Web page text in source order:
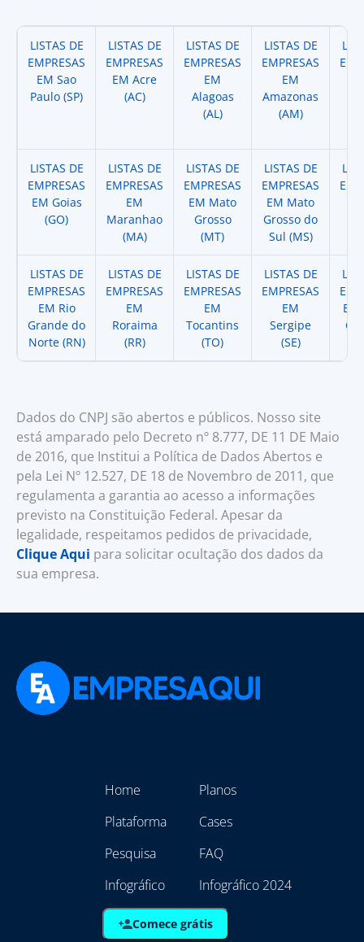
LISTAS DE
EMPRESAS
EM Sao
Paulo (SP)
LISTAS DE
EMPRESAS
EM Acre
(AC)
LISTAS DE
EMPRESAS
EM
Alagoas
(AL)
LISTAS DE
EMPRESAS
EM
Amazonas
(AM)
LISTAS DE
EMPRESAS
EM Goias
(GO)
LISTAS DE
EMPRESAS
EM
Maranhao
(MA)
LISTAS DE
EMPRESAS
EM Mato
Grosso
(MT)
LISTAS DE
EMPRESAS
EM Mato
Grosso do
Sul (MS)
LISTAS DE
EMPRESAS
EM Rio
Grande do
Norte (RN)
LISTAS DE
EMPRESAS
EM
Roraima
(RR)
LISTAS DE
EMPRESAS
EM
Tocantins
(TO)
LISTAS DE
EMPRESAS
EM
Sergipe
(SE)
EM
Dados do CNPJ são abertos e públicos. Nosso site
está amparado pelo Decreto nº 8.777, DE 11 DE Maio
de 2016, que Institui a Política de Dados Abertos e
pela Lei Nº 12.527, DE 18 de Novembro de 2011, que
regulamenta a garantia ao acesso a informações
previsto na Constituição Federal. Apesar da
legalidade, respeitamos pedidos de privacidade,
Clique Aqui para solicitar ocultação dos dados da
sua empresa.
Home
Plataforma
Pesquisa
Infográfico
Planos
Cases
FAQ
Infográfico 2024
Comece grátis